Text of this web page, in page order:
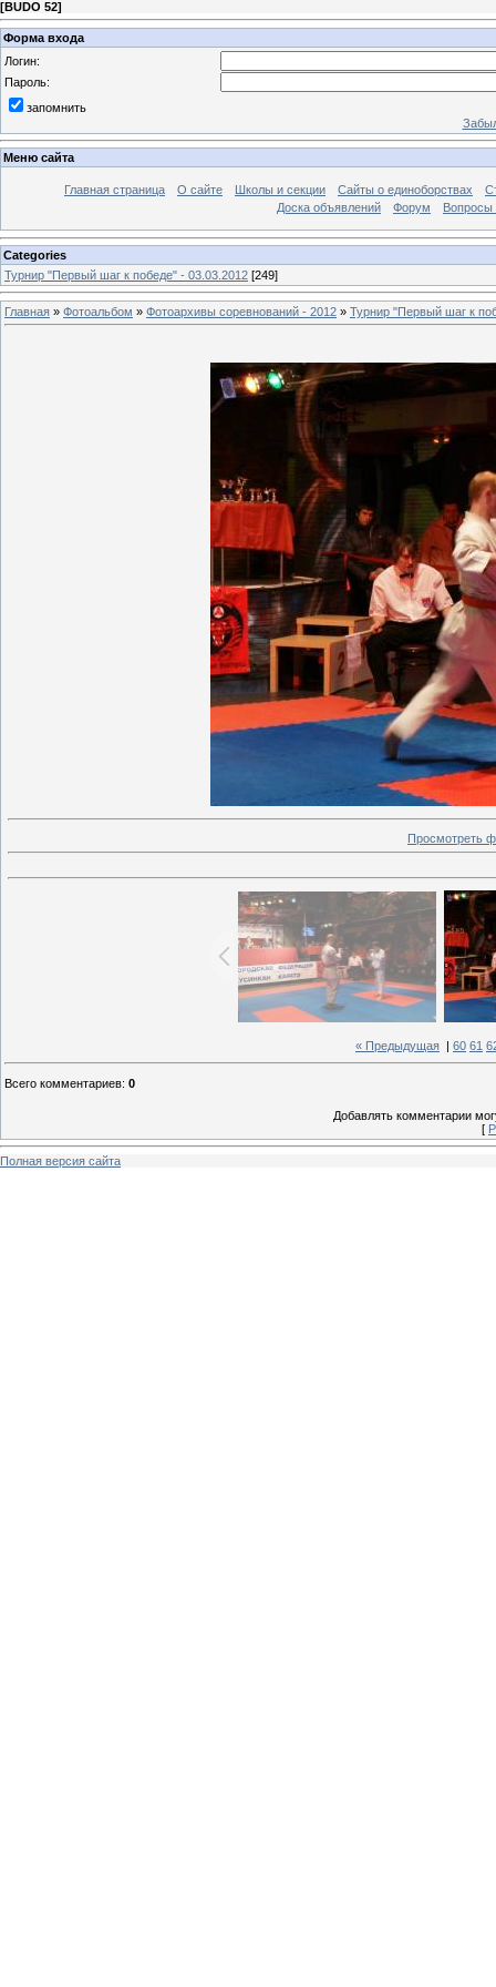
[BUDO 52]
Форма входа
Логин:
Пароль:
запомнить
Меню сайта
Главная страница О сайте Школы и секции Сайты о единоборствах
Доска объявлений
Форум Вопросы
Categories
Турнир "Первый шаг к победе" - 03.03.2012 [249]
Главная » Фотоальбом » Фотоархивы соревнований - 2012 » Турнир "Первый шаг к
Просмотреть
« Предыдущая 60 61
Всего комментариев: 0
Добавлять комментарии
[
Полная версия сайта